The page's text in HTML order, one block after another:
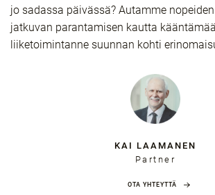
jo sadassa päivässä? Autamme
jatkuvan parantamisen kautta
liiketoimintanne suunnan kohti
KAI LAAMANEN
Partner
OTA YHTEYTTÄ